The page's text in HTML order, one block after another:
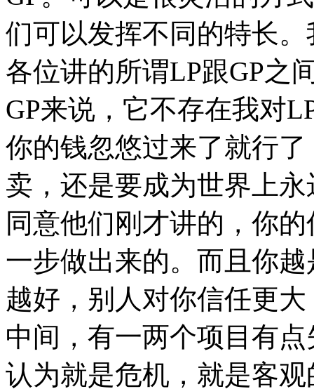
们可以发挥不同的特长
各位讲的所谓LP跟GP之
GP来说，它不存在我对
你的钱忽悠过来了就行
卖，还是要成为世界上
同意他们刚才讲的，你
一步做出来的。而且你
越好，别人对你信任更
中间，有一两个项目有
认为就是危机，就是客